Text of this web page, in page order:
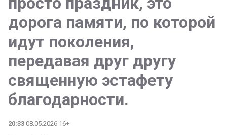
дорога памяти, по которой
идут поколения,
передавая друг другу
священную эстафету
благодарности.
20:33 08.05.2026 16+